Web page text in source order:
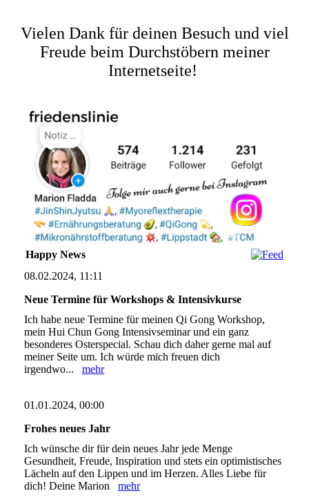
Vielen Dank für deinen Besuch und viel
Freude beim Durchstöbern meiner
Internetseite!
Happy News
08.02.2024, 11:11
Neue Termine für Workshops & Intensivkurse
Ich habe neue Termine für meinen Qi Gong Workshop,
mein Hui Chun Gong Intensivseminar und ein ganz
besonderes Osterspecial. Schau dich daher gerne mal auf
meiner Seite um. Ich würde mich freuen dich
irgendwo... mehr
01.01.2024, 00:00
Frohes neues Jahr
Ich wünsche dir für dein neues Jahr jede Menge
Gesundheit, Freude, Inspiration und stets ein optimistisches
Lächeln auf den Lippen und im Herzen. Alles Liebe für
dich! Deine Marion mehr